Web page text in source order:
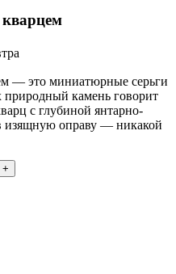
— это миниатюрные серьги
природный камень говорит
с глубиной янтарно-
изящную оправу — никакой
+